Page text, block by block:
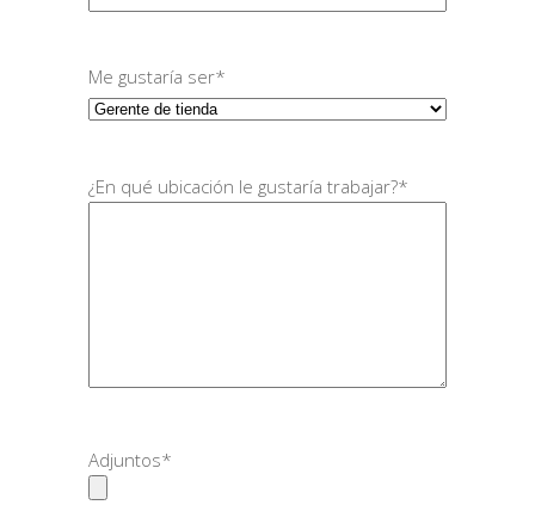
Me gustaría ser*
¿En qué ubicación le gustaría trabajar?*
Adjuntos*